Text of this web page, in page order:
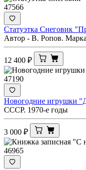
47566
Статуэтка Снеговик
Автор - В. Ропов.
12 400 ₽
47190
Новогодние игрушки
СССР. 1970-е годы
3 000 ₽
46965